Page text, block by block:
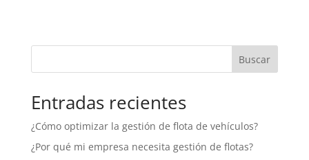
Buscar
Entradas recientes
¿Cómo optimizar la gestión de flota de vehículos?
¿Por qué mi empresa necesita gestión de flotas?